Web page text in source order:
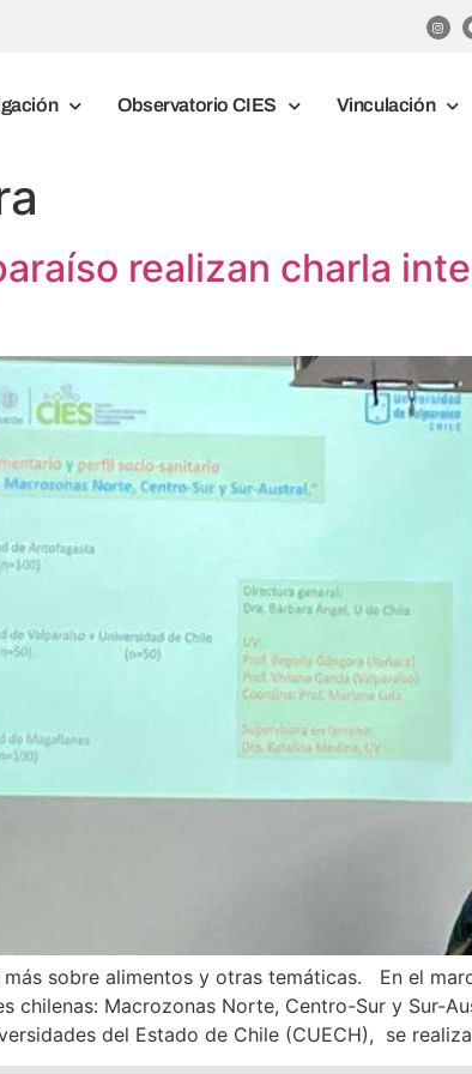
Observatorio CIES Vinculación
realizan charla
sobre alimentos y otras temáticas. En el
Macrozonas Norte, Centro-Sur y Sur-
del Estado de Chile (CUECH), se